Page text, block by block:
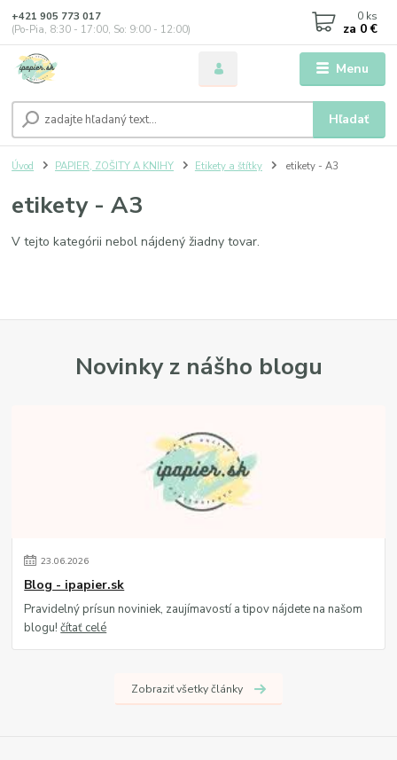
Menu
Hľadať
+421 905 773 017
(Po-Pia, 8:30 - 17:00, So: 9:00 - 12:00)
0 ks
za 0 €
Úvod PAPIER, ZOŠITY A KNIHY Etikety a štítky etikety - A3
etikety - A3
V tejto kategórii nebol nájdený žiadny tovar.
Novinky z nášho blogu
23.06.2026
Blog - ipapier.sk
Pravidelný prísun noviniek, zaujímavostí a tipov nájdete na našom
blogu!čítať celé
Zobraziť všetky články